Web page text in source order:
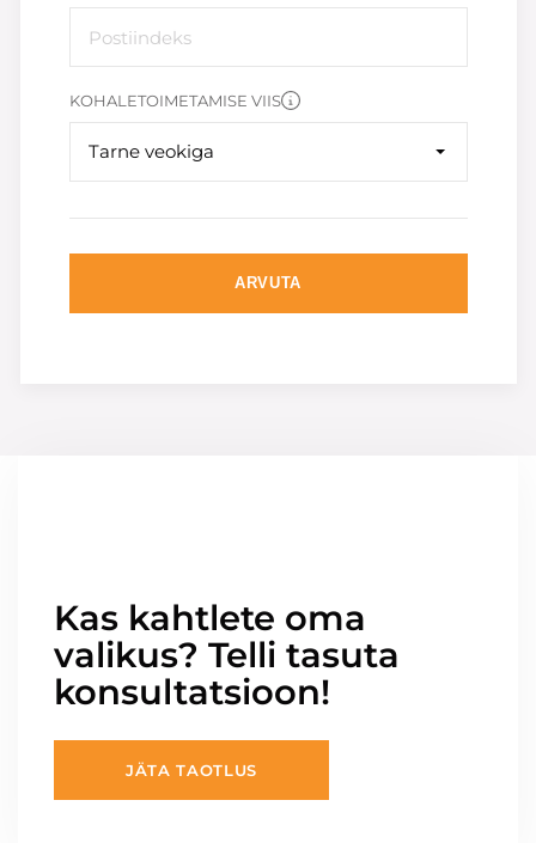
KOHALETOIMETAMISE VIIS
Tarne veokiga
ARVUTA
Kas kahtlete oma
valikus? Telli tasuta
konsultatsioon!
JÄTA TAOTLUS